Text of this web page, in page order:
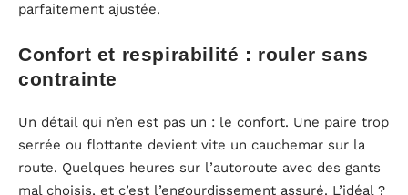
parfaitement ajustée.
Confort et respirabilité : rouler sans
contrainte
Un détail qui n’en est pas un : le confort. Une paire trop
serrée ou flottante devient vite un cauchemar sur la
route. Quelques heures sur l’autoroute avec des gants
mal choisis, et c’est l’engourdissement assuré. L’idéal ?